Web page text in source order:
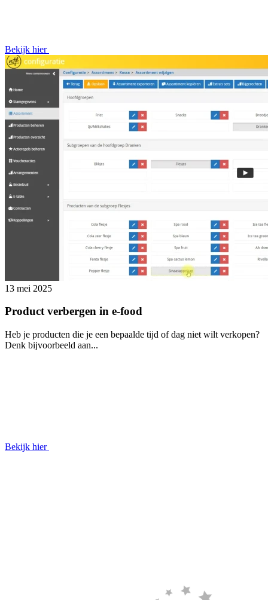
Bekijk hier
13 mei 2025
Product verbergen in e-food
Heb je producten die je een bepaalde tijd of dag niet wilt verkopen?
Denk bijvoorbeeld aan...
Bekijk hier